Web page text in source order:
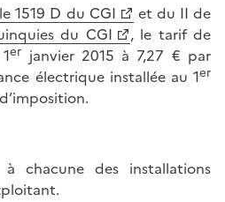
1519 D du CGI
et du II de
du CGI
, le tarif de
er janvier 2015 à 7,27 € par
électrique installée au 1er
à chacune des installations